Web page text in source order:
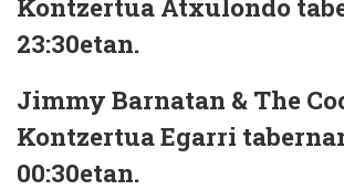
Kontzertua Atxulondo
23:30etan.
Jimmy Barnatan & The
Kontzertua Egarri
00:30etan.